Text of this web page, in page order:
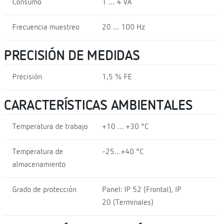
Consumo 1 … 4 VA
Frecuencia muestreo 20 … 100 Hz
PRECISIÓN DE MEDIDAS
Precisión 1,5 % FE
CARACTERÍSTICAS AMBIENTALES
Temperatura de trabajo +10 … +30 °C
Temperatura de
almacenamiento
-25…+40 °C
Grado de protección
Panel: IP 52 (Frontal), IP
20 (Terminales)